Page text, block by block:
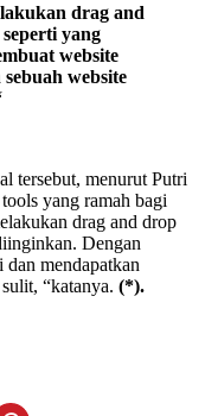
drag and
yang
website
website
tersebut, menurut Putri
yang ramah bagi
drag and drop
Dengan
mendapatkan
“katanya. (*).